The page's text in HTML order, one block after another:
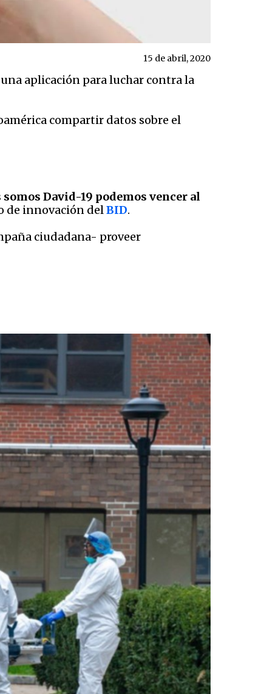
15 de abril, 2020
aplicación para luchar contra la
compartir datos sobre el
David-19 podemos vencer al
de innovación delBID.
ciudadana- proveer